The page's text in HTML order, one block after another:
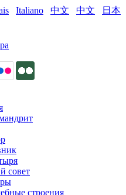
Italiano 中文 中文
日本
совет
строения